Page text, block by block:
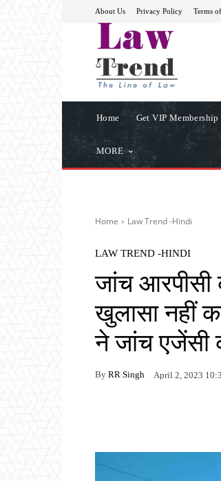
About Us Privacy Policy Terms
Home Get VIP Membership
MORE
Home Law Trend -Hindi
LAW TREND -HINDI
जांच आरपीसी
खुलासा नहीं
ने जांच एजेंसी
By RR Singh April 2, 2023